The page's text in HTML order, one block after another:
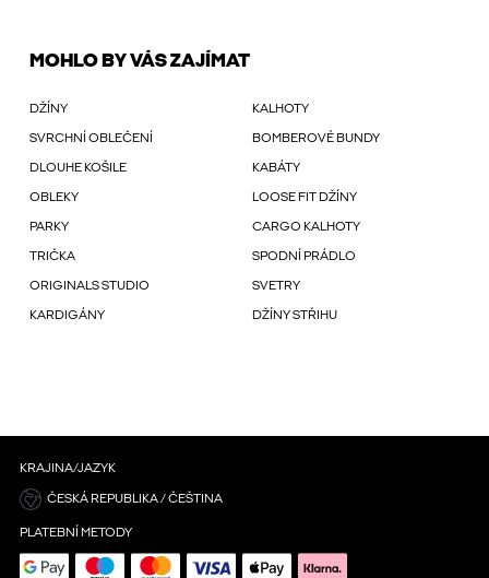
MOHLO BY VÁS ZAJÍMAT
DŽÍNY KALHOTY
SVRCHNÍ OBLEČENÍ BOMBEROVÉ BUNDY
DLOUHE KOŠILE KABÁTY
OBLEKY LOOSE FIT DŽÍNY
PARKY CARGO KALHOTY
TRIČKA SPODNÍ PRÁDLO
ORIGINALS STUDIO SVETRY
KARDIGÁNY DŽÍNY STŘIHU
KRAJINA/JAZYK
ČESKÁ REPUBLIKA / ČEŠTINA
PLATEBNÍ METODY